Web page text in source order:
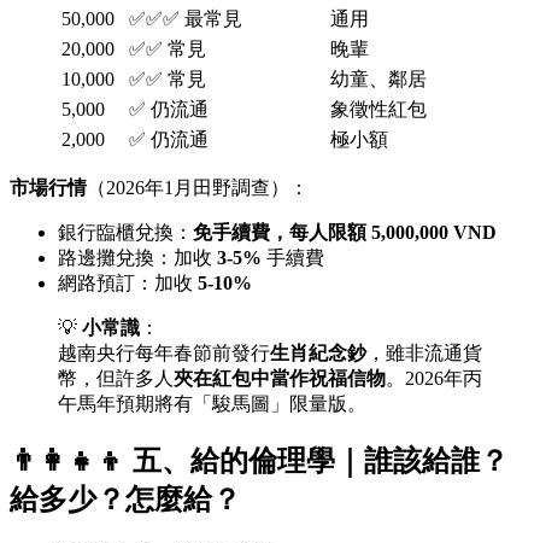
50,000 ✅✅✅ 最常見
通用
20,000
✅✅ 常見
晚輩
10,000
✅✅ 常見
幼童、鄰居
5,000
✅ 仍流通
象徵性紅包
2,000
✅ 仍流通 極小額
市場行情（2026年1月田野調查）：
銀行臨櫃兌換： 免手續費，每人限額 5,000,000 VND
路邊攤兌換：加收 3-5% 手續費
網路預訂：加收 5-10%
💡 小常識 ：
越南央行每年春節前發行生肖紀念鈔，雖非流通貨
幣，但許多人 夾在紅包中當作祝福信物。2026年丙
午馬年預期將有「駿馬圖」限量版。
👨‍👩‍👧‍👦 五、給的倫理學｜誰該給誰？
給多少？怎麼給？